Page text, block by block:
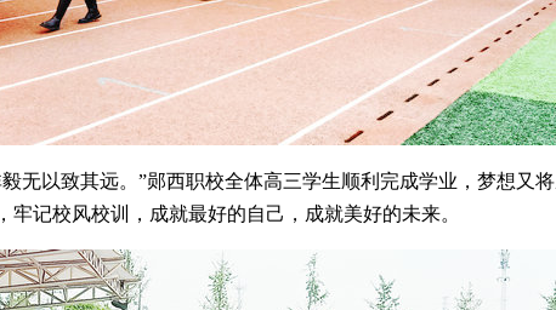
无以致其远。”郧西职校全体高三学生顺利完成学业，梦想又
牢记校风校训，成就最好的自己，成就美好的未来。